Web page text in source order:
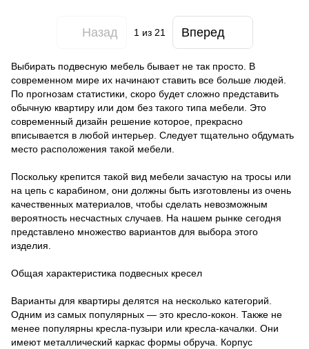
Назад 1из 21 Вперед
Выбирать подвесную мебель бывает не так просто. В
современном мире их начинают ставить все больше людей.
По прогнозам статистики, скоро будет сложно представить
обычную квартиру или дом без такого типа мебели. Это
современный дизайн решение которое, прекрасно
вписывается в любой интерьер. Следует тщательно обдумать
место расположения такой мебели.
Поскольку крепится такой вид мебели зачастую на тросы или
на цепь с карабином, они должны быть изготовлены из очень
качественных материалов, чтобы сделать невозможным
вероятность несчастных случаев. На нашем рынке сегодня
представлено множество вариантов для выбора этого
изделия.
Общая характеристика подвесных кресел
Варианты для квартиры делятся на несколько категорий.
Одним из самых популярных — это кресло-кокон. Также не
менее популярны кресла-пузыри или кресла-качалки. Они
имеют металлический каркас формы обруча. Корпус